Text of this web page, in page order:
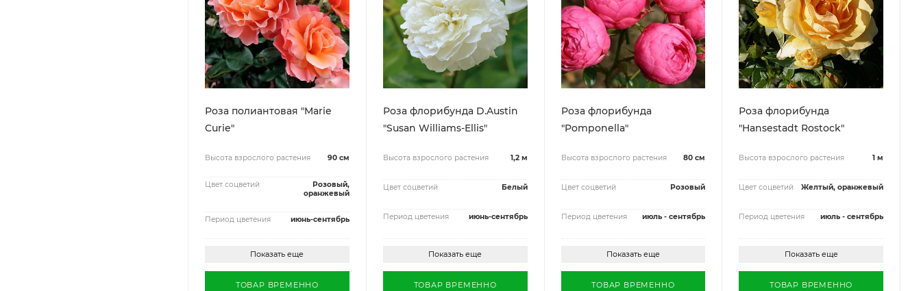
Роза полиантовая "Marie
Curie"
Высота взрослого растения 90 см
Цвет соцветий
Розовый,
оранжевый
Период цветения июнь-сентябрь
Показать еще
ТОВАР ВРЕМЕННО
Роза флорибунда D.Austin
"Susan Williams-Ellis"
Высота взрослого растения 1,2 м
Цвет соцветий Белый
Период цветения июнь-сентябрь
Показать еще
ТОВАР ВРЕМЕННО
Роза флорибунда
"Pomponella"
Высота взрослого растения 80 см
Цвет соцветий Розовый
Период цветения июль - сентябрь
Показать еще
ТОВАР ВРЕМЕННО
Роза флорибунда
"Hansestadt Rostock"
Высота взрослого растения 1 м
Цвет соцветий Желтый, оранжевый
Период цветения июль - сентябрь
Показать еще
ТОВАР ВРЕМЕННО